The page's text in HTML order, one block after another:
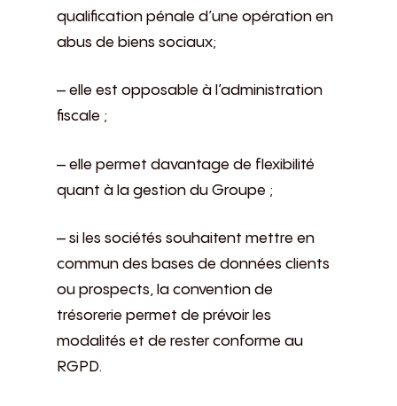
qualification pénale d’une opération en
abus de biens sociaux;
– elle est opposable à l’administration
fiscale ;
– elle permet davantage de flexibilité
quant à la gestion du Groupe ;
– si les sociétés souhaitent mettre en
commun des bases de données clients
ou prospects, la convention de
trésorerie permet de prévoir les
modalités et de rester conforme au
RGPD.